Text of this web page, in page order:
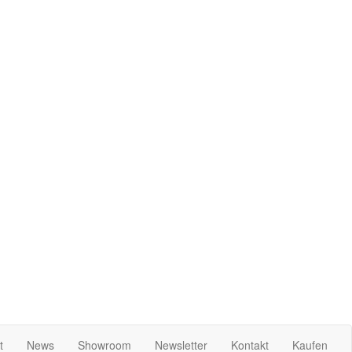
News Showroom Newsletter Kontakt Kaufen